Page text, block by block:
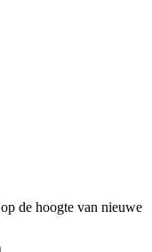
de hoogte van nieuwe